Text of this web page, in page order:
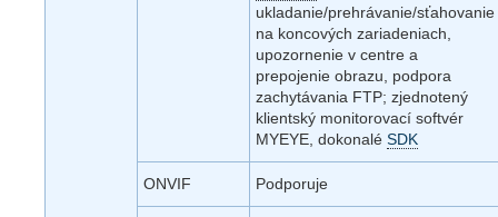
ukladanie/prehrávanie/sťahovanie
na koncových zariadeniach,
upozornenie v centre a
prepojenie obrazu, podpora
zachytávania FTP; zjednotený
klientský monitorovací softvér
MYEYE, dokonalé SDK
ONVIF Podporuje